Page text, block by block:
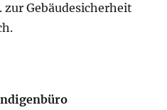
Gebäudesicherheit